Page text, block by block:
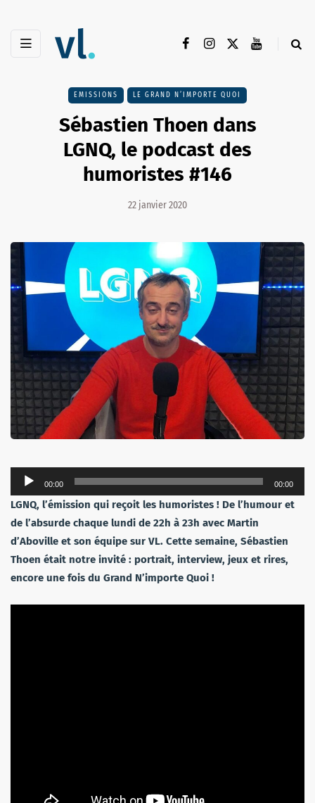
EMISSIONS LE GRAND N’IMPORTE QUOI
Sébastien Thoen dans
LGNQ, le podcast des
humoristes #146
22 janvier 2020
Lecteur
audio
00:00 00:00
LGNQ, l’émission qui reçoit les humoristes ! De l’humour et
de l’absurde chaque lundi de 22h à 23h avec Martin
d’Aboville et son équipe sur VL. Cette semaine, Sébastien
Thoen était notre invité : portrait, interview, jeux et rires,
encore une fois du Grand N’importe Quoi !